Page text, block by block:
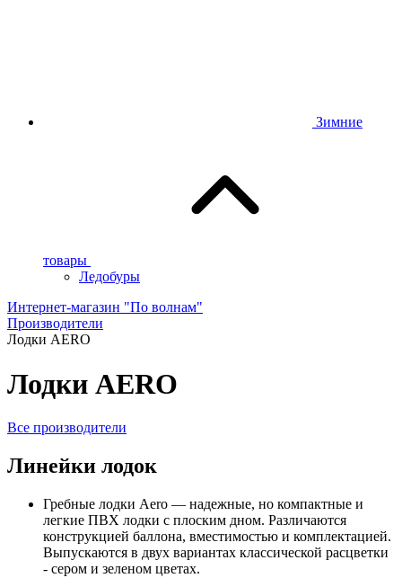
Зимние
товары
Ледобуры
Интернет-магазин "По волнам"
Производители
Лодки AERO
Лодки AERO
Все производители
Линейки лодок
Гребные лодки Aero — надежные, но компактные и
легкие ПВХ лодки с плоским дном. Различаются
конструкцией баллона, вместимостью и комплектацией.
Выпускаются в двух вариантах классической расцветки
- сером и зеленом цветах.